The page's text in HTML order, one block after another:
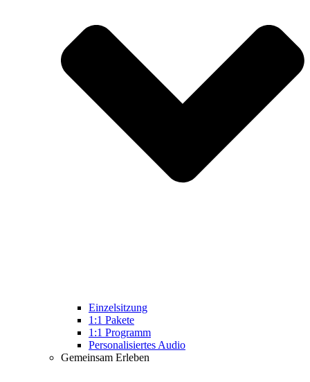
Einzelsitzung
1:1 Pakete
1:1 Programm
Personalisiertes Audio
Gemeinsam Erleben